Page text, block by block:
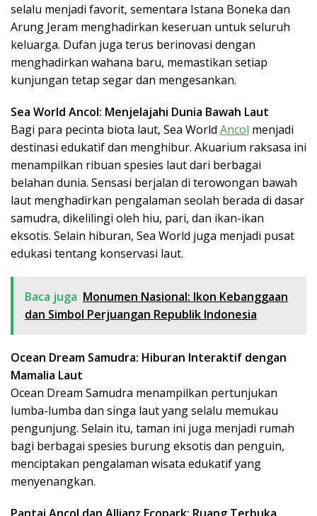
selalu menjadi favorit, sementara Istana Boneka dan
Arung Jeram menghadirkan keseruan untuk seluruh
keluarga. Dufan juga terus berinovasi dengan
menghadirkan wahana baru, memastikan setiap
kunjungan tetap segar dan mengesankan.
Sea World Ancol: Menjelajahi Dunia Bawah Laut
Bagi para pecinta biota laut, Sea World Ancol menjadi
destinasi edukatif dan menghibur. Akuarium raksasa ini
menampilkan ribuan spesies laut dari berbagai
belahan dunia. Sensasi berjalan di terowongan bawah
laut menghadirkan pengalaman seolah berada di dasar
samudra, dikelilingi oleh hiu, pari, dan ikan-ikan
eksotis. Selain hiburan, Sea World juga menjadi pusat
edukasi tentang konservasi laut.
Baca juga Monumen Nasional: Ikon Kebanggaan
dan Simbol Perjuangan Republik Indonesia
Ocean Dream Samudra: Hiburan Interaktif dengan
Mamalia Laut
Ocean Dream Samudra menampilkan pertunjukan
lumba-lumba dan singa laut yang selalu memukau
pengunjung. Selain itu, taman ini juga menjadi rumah
bagi berbagai spesies burung eksotis dan penguin,
menciptakan pengalaman wisata edukatif yang
menyenangkan.